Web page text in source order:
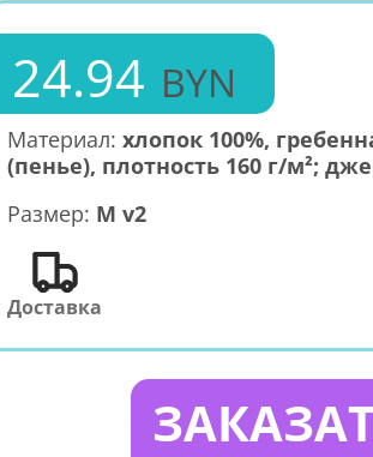
24.94 BYN
Материал: хлопок 100%,
(пенье), плотность 160 г/м²;
Размер: M v2
Доставка